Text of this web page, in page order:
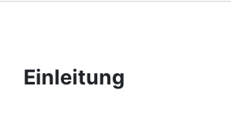
Projects
Einleitung